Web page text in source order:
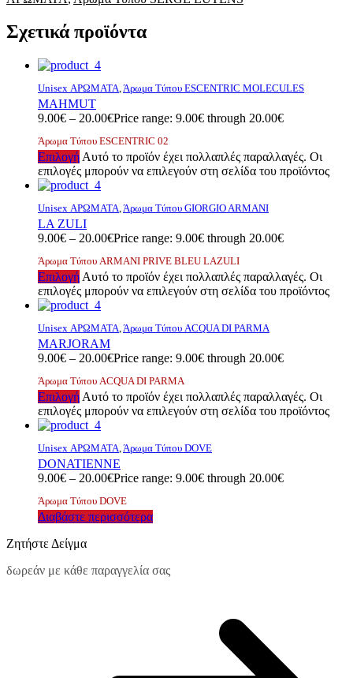
Σχετικά προϊόντα
Unisex ΑΡΩΜΑΤΑ,Άρωμα Τύπου ESCENTRIC MOLECULES
MAHMUT
9.00€ – 20.00€Price range: 9.00€ through 20.00€
Άρωμα Τύπου ESCENTRIC 02
Επιλογή Αυτό το προϊόν έχει πολλαπλές παραλλαγές. Οι
επιλογές μπορούν να επιλεγούν στη σελίδα του προϊόντος
Unisex ΑΡΩΜΑΤΑ,Άρωμα Τύπου GIORGIO ARMANI
LA ZULI
9.00€ – 20.00€Price range: 9.00€ through 20.00€
Άρωμα Τύπου ARMANI PRIVE BLEU LAZULI
Επιλογή Αυτό το προϊόν έχει πολλαπλές παραλλαγές. Οι
επιλογές μπορούν να επιλεγούν στη σελίδα του προϊόντος
Unisex ΑΡΩΜΑΤΑ,Άρωμα Τύπου ACQUA DI PARMA
MARJORAM
9.00€ – 20.00€Price range: 9.00€ through 20.00€
Άρωμα Τύπου ACQUA DI PARMA
Επιλογή Αυτό το προϊόν έχει πολλαπλές παραλλαγές. Οι
επιλογές μπορούν να επιλεγούν στη σελίδα του προϊόντος
Unisex ΑΡΩΜΑΤΑ,Άρωμα Τύπου DOVE
DONATIENNE
9.00€ – 20.00€Price range: 9.00€ through 20.00€
Άρωμα Τύπου DOVE
Διαβάστε περισσότερα
Ζητήστε Δείγμα
δωρεάν με κάθε παραγγελία σας